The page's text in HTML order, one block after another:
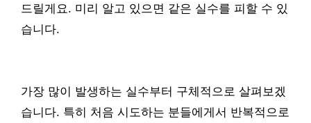
드릴게요. 미리 알고 있으면 같은 실수를 피할 수 있
습니다.
가장 많이 발생하는 실수부터 구체적으로 살펴보겠
습니다. 특히 처음 시도하는 분들에게서 반복적으로